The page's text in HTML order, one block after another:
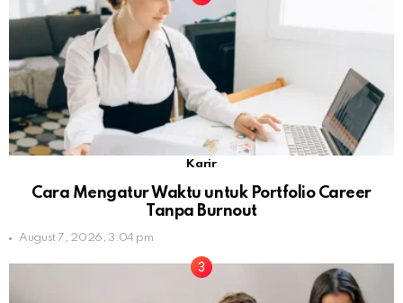
Karir
Cara Mengatur Waktu untuk Portfolio Career
Tanpa Burnout
August 7, 2026, 3:04 pm